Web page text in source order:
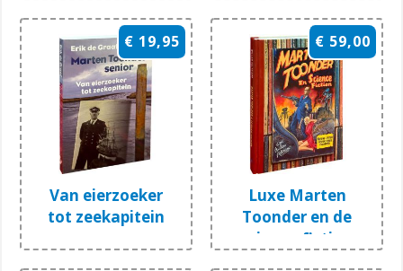
€ 19,95
Van eierzoeker
tot zeekapitein
€ 59,00
Luxe Marten
Toonder en de
science-fiction